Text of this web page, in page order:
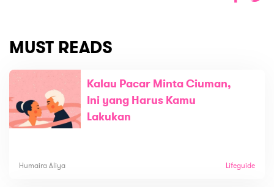
MUST READS
Kalau Pacar Minta Ciuman,
Ini yang Harus Kamu
Lakukan
Humaira Aliya Lifeguide